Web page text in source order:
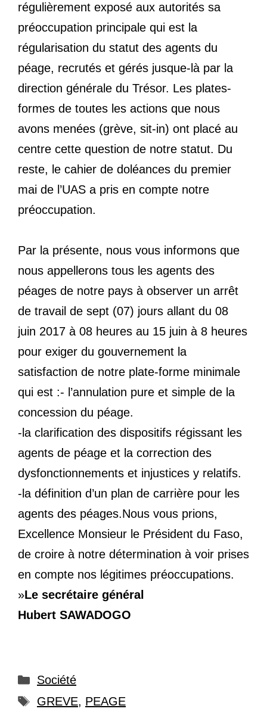
régulièrement exposé aux autorités sa
préoccupation principale qui est la
régularisation du statut des agents du
péage, recrutés et gérés jusque-là par la
direction générale du Trésor. Les plates-
formes de toutes les actions que nous
avons menées (grève, sit-in) ont placé au
centre cette question de notre statut. Du
reste, le cahier de doléances du premier
mai de l’UAS a pris en compte notre
préoccupation.
Par la présente, nous vous informons que
nous appellerons tous les agents des
péages de notre pays à observer un arrêt
de travail de sept (07) jours allant du 08
juin 2017 à 08 heures au 15 juin à 8 heures
pour exiger du gouvernement la
satisfaction de notre plate-forme minimale
qui est :- l’annulation pure et simple de la
concession du péage.
-la clarification des dispositifs régissant les
agents de péage et la correction des
dysfonctionnements et injustices y relatifs.
-la définition d’un plan de carrière pour les
agents des péages.Nous vous prions,
Excellence Monsieur le Président du Faso,
de croire à notre détermination à voir prises
en compte nos légitimes préoccupations.
»Le secrétaire général
Hubert SAWADOGO
Catégories
Société
Étiquettes
GREVE, PEAGE